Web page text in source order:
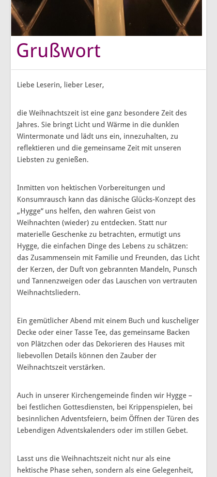
Grußwort
Liebe Leserin, lieber Leser,
die Weihnachtszeit ist eine ganz besondere Zeit des
Jahres. Sie bringt Licht und Wärme in die dunklen
Wintermonate und lädt uns ein, innezuhalten, zu
reflektieren und die gemeinsame Zeit mit unseren
Liebsten zu genießen.
Inmitten von hektischen Vorbereitungen und
Konsumrausch kann das dänische Glücks-Konzept des
„Hygge“ uns helfen, den wahren Geist von
Weihnachten (wieder) zu entdecken. Statt nur
materielle Geschenke zu betrachten, ermutigt uns
Hygge, die einfachen Dinge des Lebens zu schätzen:
das Zusammensein mit Familie und Freunden, das Licht
der Kerzen, der Duft von gebrannten Mandeln, Punsch
und Tannenzweigen oder das Lauschen von vertrauten
Weihnachtsliedern.
Ein gemütlicher Abend mit einem Buch und kuscheliger
Decke oder einer Tasse Tee, das gemeinsame Backen
von Plätzchen oder das Dekorieren des Hauses mit
liebevollen Details können den Zauber der
Weihnachtszeit verstärken.
Auch in unserer Kirchengemeinde finden wir Hygge –
bei festlichen Gottesdiensten, bei Krippenspielen, bei
besinnlichen Adventsfeiern, beim Öffnen der Türen des
Lebendigen Adventskalenders oder im stillen Gebet.
Lasst uns die Weihnachtszeit nicht nur als eine
hektische Phase sehen, sondern als eine Gelegenheit,